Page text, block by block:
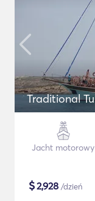
Jacht motorowy
$2,928 /dzień